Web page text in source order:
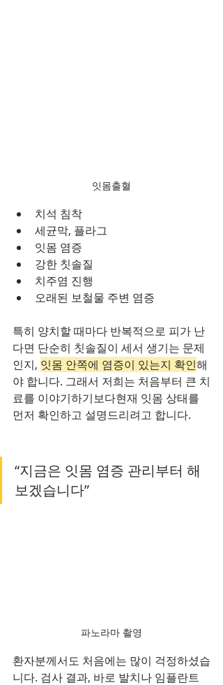
잇몸출혈
치석 침착
세균막, 플라그
잇몸 염증
강한 칫솔질
치주염 진행
오래된 보철물 주변 염증
특히 양치할 때마다 반복적으로 피가 난
다면 단순히 칫솔질이 세서 생기는 문제
인지, 잇몸 안쪽에 염증이 있는지 확인해
야 합니다. 그래서 저희는 처음부터 큰 치
료를 이야기하기보다현재 잇몸 상태를
먼저 확인하고 설명드리려고 합니다.
“지금은 잇몸 염증 관리부터 해
보겠습니다”
파노라마 촬영
환자분께서도 처음에는 많이 걱정하셨습
니다. 검사 결과, 바로 발치나 임플란트